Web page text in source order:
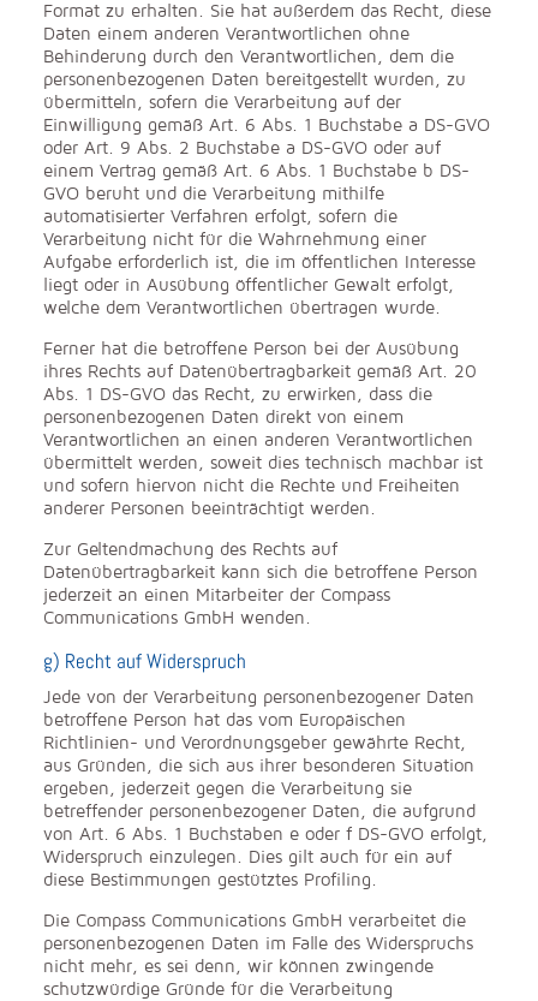
Format zu erhalten. Sie hat außerdem das Recht, diese
Daten einem anderen Verantwortlichen ohne
Behinderung durch den Verantwortlichen, dem die
personenbezogenen Daten bereitgestellt wurden, zu
übermitteln, sofern die Verarbeitung auf der
Einwilligung gemäß Art. 6 Abs. 1 Buchstabe a DS-GVO
oder Art. 9 Abs. 2 Buchstabe a DS-GVO oder auf
einem Vertrag gemäß Art. 6 Abs. 1 Buchstabe b DS-
GVO beruht und die Verarbeitung mithilfe
automatisierter Verfahren erfolgt, sofern die
Verarbeitung nicht für die Wahrnehmung einer
Aufgabe erforderlich ist, die im öffentlichen Interesse
liegt oder in Ausübung öffentlicher Gewalt erfolgt,
welche dem Verantwortlichen übertragen wurde.
Ferner hat die betroffene Person bei der Ausübung
ihres Rechts auf Datenübertragbarkeit gemäß Art. 20
Abs. 1 DS-GVO das Recht, zu erwirken, dass die
personenbezogenen Daten direkt von einem
Verantwortlichen an einen anderen Verantwortlichen
übermittelt werden, soweit dies technisch machbar ist
und sofern hiervon nicht die Rechte und Freiheiten
anderer Personen beeinträchtigt werden.
Zur Geltendmachung des Rechts auf
Datenübertragbarkeit kann sich die betroffene Person
jederzeit an einen Mitarbeiter der Compass
Communications GmbH wenden.
g) Recht auf Widerspruch
Jede von der Verarbeitung personenbezogener Daten
betroffene Person hat das vom Europäischen
Richtlinien- und Verordnungsgeber gewährte Recht,
aus Gründen, die sich aus ihrer besonderen Situation
ergeben, jederzeit gegen die Verarbeitung sie
betreffender personenbezogener Daten, die aufgrund
von Art. 6 Abs. 1 Buchstaben e oder f DS-GVO erfolgt,
Widerspruch einzulegen. Dies gilt auch für ein auf
diese Bestimmungen gestütztes Profiling.
Die Compass Communications GmbH verarbeitet die
personenbezogenen Daten im Falle des Widerspruchs
nicht mehr, es sei denn, wir können zwingende
schutzwürdige Gründe für die Verarbeitung